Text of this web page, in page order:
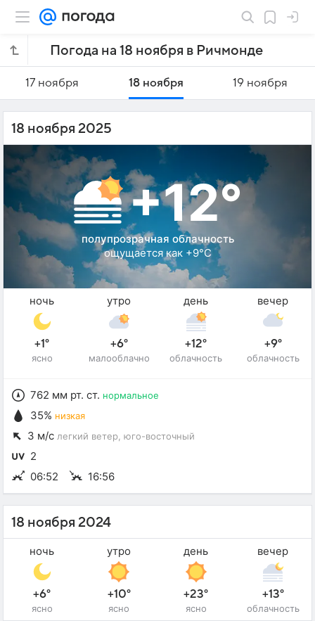
Погода на 18 ноября в Ричмонде
17 ноября 18 ноября 19 ноября
18 ноября 2025
+12°
полупрозрачная облачность
ощущается как +9°C
ночь
+1°
ясно
утро
+6°
малооблачно
день
+12°
облачность
вечер
+9°
облачность
762 мм рт. ст. нормальное
35% низкая
3 м/с легкий ветер , юго-восточный
2
06:52
16:56
18 ноября 2024
ночь
+6°
ясно
утро
+10°
ясно
день
+23°
ясно
вечер
+13°
облачность